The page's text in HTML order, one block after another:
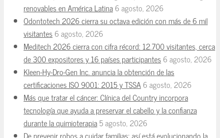
renovables en América Latina6 agosto, 2026
Odontotech 2026 cierra su octava edición con más de 6 mil
visitantes6 agosto, 2026
Meditech 2026 cierra con cifra récord: 12.700 visitantes, cerca
de 300 expositores y 16 países participantes6 agosto, 2026
Kleen-Hy-Dro-Gen Inc. anuncia la obtención de las
certificaciones ISO 9001: 2015 y TSSA6 agosto, 2026
Más que tratar el cáncer: Clínica del Country incorpora
tecnología que ayuda a preservar el cabello y la confianza
durante la quimioterapia5 agosto, 2026